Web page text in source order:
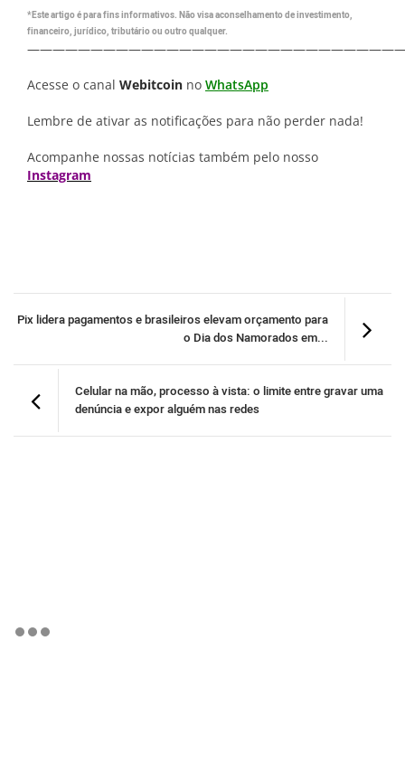
*Este artigo é para fins informativos. Não visa aconselhamento de investimento,
financeiro, jurídico, tributário ou outro qualquer.
Acesse o canal Webitcoin no WhatsApp
Lembre de ativar as notificações para não perder nada!
Acompanhe nossas notícias também pelo nosso
Instagram
Pix lidera pagamentos e brasileiros elevam orçamento para
o Dia dos Namorados em...
Celular na mão, processo à vista: o limite entre gravar uma
denúncia e expor alguém nas redes